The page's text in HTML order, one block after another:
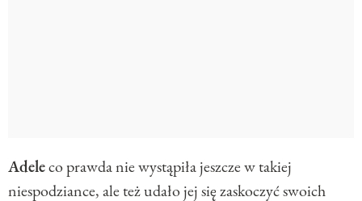
Adeleco prawda nie wystąpiła jeszcze w takiej
niespodziance, ale też udało jej się zaskoczyć swoich